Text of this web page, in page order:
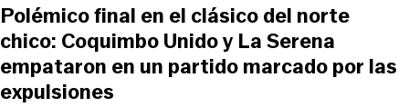
Polémico final en el clásico del norte
chico: Coquimbo Unido y La Serena
empataron en un partido marcado por las
expulsiones